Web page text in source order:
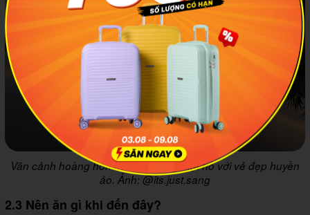
Vãn cảnh hoàng hôn buông xuống mặt hồ với vẻ đẹp huyền
ảo. Ảnh: @its.just.sang
2.3 Nên ăn gì khi đến đây?